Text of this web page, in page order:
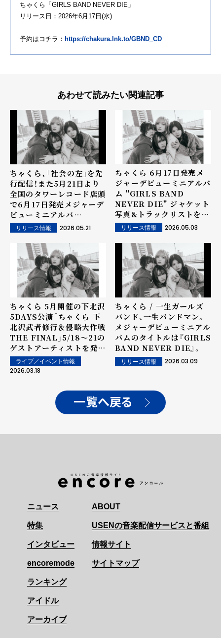
ちゃくら「GIRLS BAND NEVER DIE」
リリース日：2026年6月17日(水)
予約はコチラ： https://chakura.lnk.to/GBND_CD
あわせて読みたい関連記事
ちゃくら、「社会の左」を先
行配信！また5月21日より
全国のタワーレコード店頭
で6月17日発売メジャーデ
ビューミニアルバ
ム"GIRLS BAND
NEVER DIE"収録曲「夏
をかける少女」「ドール」が
ストアプレイにて最速オン
エア決定！
リリース情報 2026.05.21
ちゃくら 6月17日発売メ
ジャーデビューミニアルバ
ム "GIRLS BAND
NEVER DIE" ジャケット
写真&トラックリストを公
開！またチェーン別特典も
解禁。
リリース情報 2026.05.03
ちゃくら 5月開催の下北沢
5DAYS公演「ちゃくら 下
北沢武者修行＆侵略大作戦
THE FINAL」5/18〜21の
ゲストアーティストを発
表！ライブ／イベント情報
2026.03.18
ちゃくら / 一生ガールズ
バンド、一生バンドマン。
メジャーデビューミニアル
バムのタイトルは『GIRLS
BAND NEVER DIE』。
リリース情報 2026.03.09
一覧へ戻る
ニュース
特集
インタビュー
encoremode
ランキング
アイドル
アーカイブ
ABOUT
USENの音楽配信サービスと番組
情報サイト
サイトマップ